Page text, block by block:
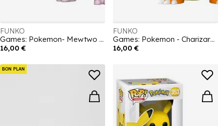
FUNKO
Games: Pokemon- Mewtwo (EMEA)
16,00 €
FUNKO
Games: Pokemon - Charizard(EMEA)
16,00 €
BON PLAN